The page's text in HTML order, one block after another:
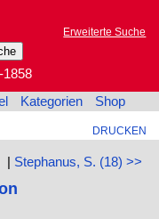
Erweiterte Suche
1858
Kategorien Shop
DRUCKEN
| Stephanus, S. (18) >>